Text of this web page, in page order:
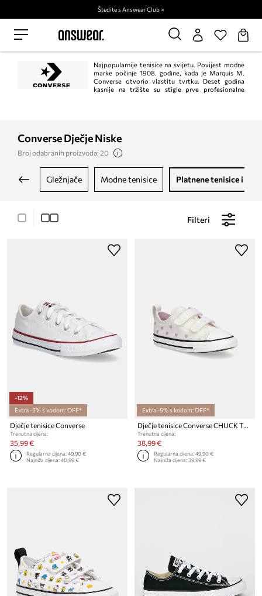
Štedite s Answear Club >
Najpopularnije tenisice na svijetu. Povijest modne
marke počinje 1908. godine, kada je Marquis M.
Converse otvorio vlastitu tvrtku. Deset godina
kasnije na tržište su stigle prve profesionalne
Converse Dječje Niske
Broj odabranih proizvoda: 20
gležnjače modne tenisice platnene tenisice i
Filteri
-12%
Extra -5% s kodom: OFF*
Dječje tenisice Converse
Trenutna cijena:
35,99 €
Regularna cijena:49,90 €
Najniža cijena:40,99 €
Extra -5% s kodom: OFF*
Dječje tenisice Converse CHUCK TAYLOR ALL STAR 2V
Trenutna cijena:
38,99 €
Regularna cijena:49,90 €
Najniža cijena:39,99 €